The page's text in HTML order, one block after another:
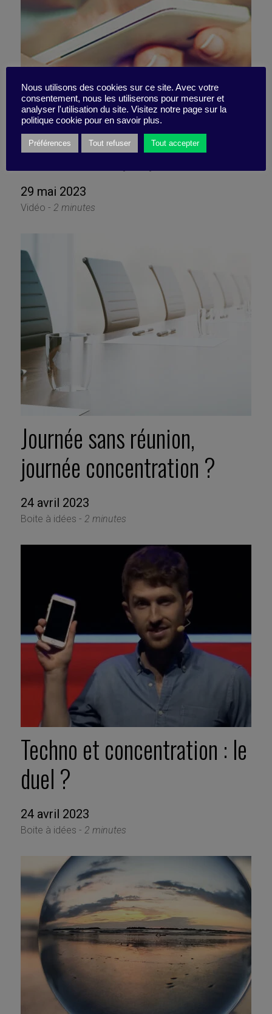
Pourquoi laisser votre
attention s’éparpiller ?
29 mai 2023
Vidéo - 2 minutes
Journée sans réunion,
journée concentration ?
24 avril 2023
Boite à idées - 2 minutes
Techno et concentration : le
duel ?
24 avril 2023
Boite à idées - 2 minutes
Nous utilisons des cookies sur ce site. Avec votre
consentement, nous les utiliserons pour mesurer et
analyser l'utilisation du site. Visitez notre page sur la
politique cookie pour en savoir plus.
Préférences Tout refuser Tout accepter